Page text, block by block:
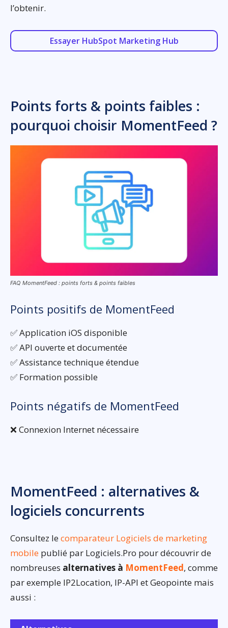
l’obtenir.
Essayer HubSpot Marketing Hub
Points forts & points faibles :
pourquoi choisir MomentFeed ?
FAQ MomentFeed : points forts & points faibles
Points positifs de MomentFeed
✅ Application iOS disponible
✅ API ouverte et documentée
✅ Assistance technique étendue
✅ Formation possible
Points négatifs de MomentFeed
❌ Connexion Internet nécessaire
MomentFeed : alternatives &
logiciels concurrents
Consultez lecomparateur Logiciels de marketing
mobile publié par Logiciels.Pro pour découvrir de
nombreuses alternatives à MomentFeed, comme
par exemple IP2Location, IP-API et Geopointe mais
aussi :